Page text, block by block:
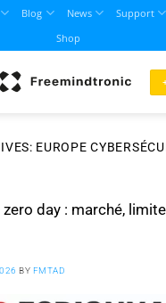
Blog News Support
Shop
EUROPE
day : marché,
BY FMTAD